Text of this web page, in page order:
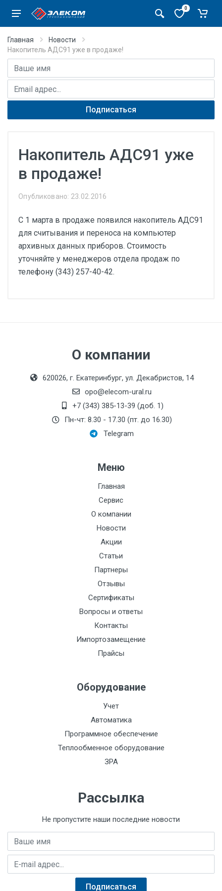
0
Главная
Новости
Накопитель АДС91 уже в продаже!
Имя
E-mail адрес
Подписаться
Накопитель АДС91 уже
в продаже!
Опубликовано: 23.02.2016
С 1 марта в продаже появился накопитель АДС91
для считывания и переноса на компьютер
архивных данных приборов. Стоимость
уточняйте у менеджеров отдела продаж по
телефону (343) 257-40-42.
О компании
620026, г. Екатеринбург, ул. Декабристов, 14
opo@elecom-ural.ru
+7 (343) 385-13-39 (доб. 1)
Пн-чт: 8.30 - 17.30 (пт. до 16.30)
Telegram
Меню
Главная
Сервис
О компании
Новости
Акции
Статьи
Партнеры
Отзывы
Сертификаты
Вопросы и ответы
Контакты
Импортозамещение
Прайсы
Оборудование
Учет
Автоматика
Программное обеспечение
Теплообменное оборудование
ЗРА
Рассылка
Не пропустите наши последние новости
Подписаться